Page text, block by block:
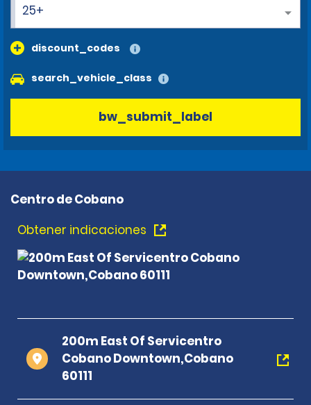
25+
discount_codes
search_vehicle_class
bw_submit_label
Centro de Cobano
Obtener indicaciones
200m East Of Servicentro
Cobano Downtown,Cobano
60111